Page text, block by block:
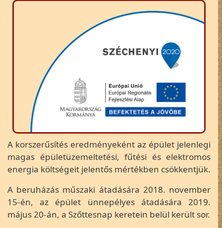
A korszerűsítés eredményeként az épület jelenlegi
magas épületüzemeltetési, fűtési és elektromos
energia költségeit jelentős mértékben csökkentjük.
A beruházás műszaki átadására 2018. november
15-én, az épület ünnepélyes átadására 2019.
május 20-án, a Szőttesnap keretein belül került sor.